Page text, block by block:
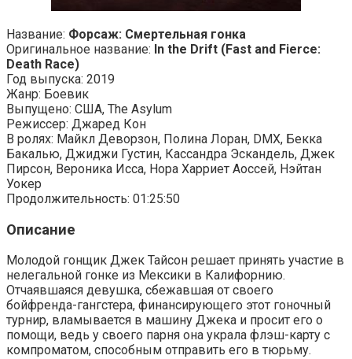
Название: Форсаж: Смертельная гонка
Оригинальное название: In the Drift (Fast and Fierce:
Death Race)
Год выпуска: 2019
Жанр: Боевик
Выпущено: США, The Asylum
Режиссер: Джаред Кон
В ролях: Майкл Деворзон, Полина Лоран, DMX, Бекка
Бакалью, Джиджи Густин, Кассандра Эскандель, Джек
Пирсон, Вероника Исса, Нора Харриет Аоссей, Нэйтан
Уокер
Продолжительность: 01:25:50
Описание
Молодой гонщик Джек Тайсон решает принять участие в
нелегальной гонке из Мексики в Калифорнию.
Отчаявшаяся девушка, сбежавшая от своего
бойфренда-гангстера, финансирующего этот гоночный
турнир, вламывается в машину Джека и просит его о
помощи, ведь у своего парня она украла флэш-карту с
компроматом, способным отправить его в тюрьму.